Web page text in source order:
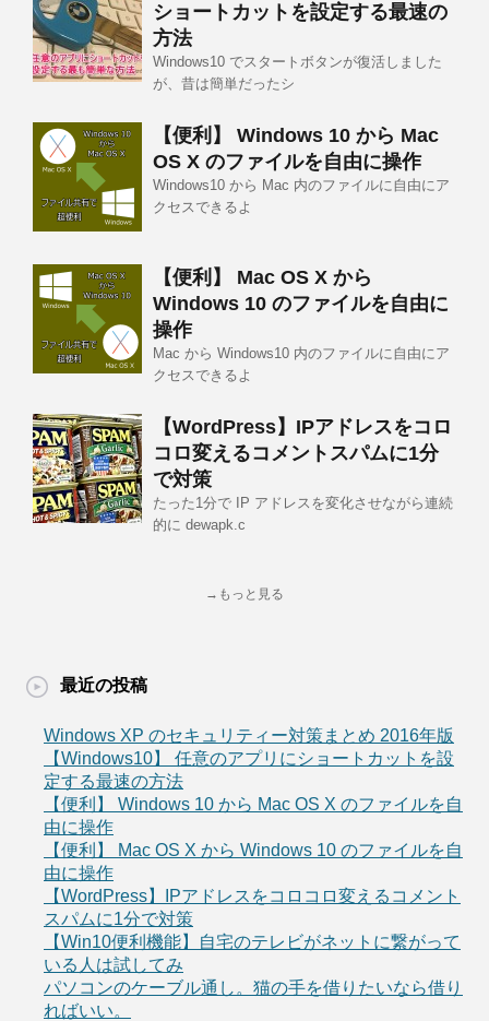
ショートカットを設定する最速の
方法
Windows10 でスタートボタンが復活しました
が、昔は簡単だったシ
【便利】 Windows 10 から Mac
OS X のファイルを自由に操作
Windows10 から Mac 内のファイルに自由にア
クセスできるよ
【便利】 Mac OS X から
Windows 10 のファイルを自由に
操作
Mac から Windows10 内のファイルに自由にア
クセスできるよ
【WordPress】IPアドレスをコロ
コロ変えるコメントスパムに1分
で対策
たった1分で IP アドレスを変化させながら連続
的に dewapk.c
→もっと見る
最近の投稿
Windows XP のセキュリティー対策まとめ 2016年版
【Windows10】 任意のアプリにショートカットを設
定する最速の方法
【便利】 Windows 10 から Mac OS X のファイルを自
由に操作
【便利】 Mac OS X から Windows 10 のファイルを自
由に操作
【WordPress】IPアドレスをコロコロ変えるコメント
スパムに1分で対策
【Win10便利機能】自宅のテレビがネットに繋がって
いる人は試してみ
パソコンのケーブル通し。猫の手を借りたいなら借り
ればいい。